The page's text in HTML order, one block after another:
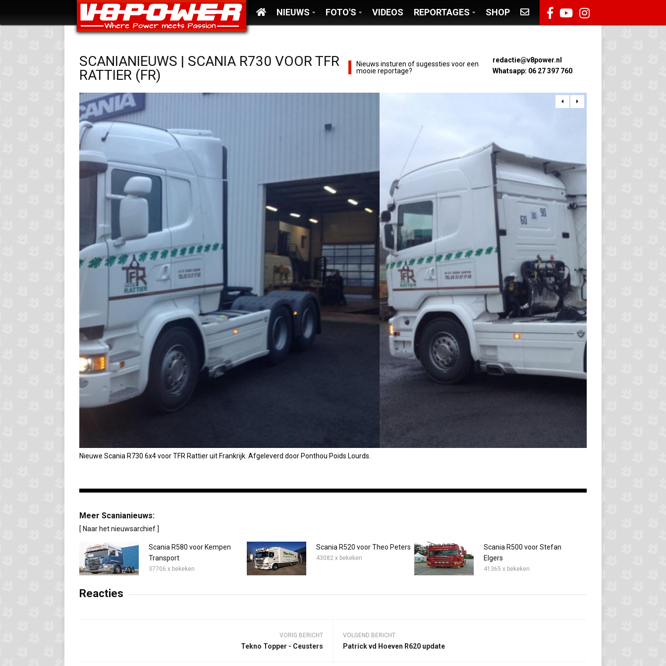
NIEUWS FOTO'S VIDEOS REPORTAGES SHOP
SCANIANIEUWS | SCANIA R730 VOOR TFR
RATTIER (FR)
Nieuws insturen of sugessties voor een
mooie reportage?
redactie@v8power.nl
Whatsapp: 06 27 397 760
 
Nieuwe Scania R730 6x4 voor TFR Rattier uit Frankrijk. Afgeleverd door Ponthou Poids Lourds.
Meer Scanianieuws:
[ Naar het nieuwsarchief ]
Scania R580 voor Kempen
Transport
37706 x bekeken
Scania R520 voor Theo Peters
43082 x bekeken
Scania R500 voor Stefan
Elgers
41365 x bekeken
Reacties
VORIG BERICHT
Tekno Topper - Ceusters
VOLGEND BERICHT
Patrick vd Hoeven R620 update